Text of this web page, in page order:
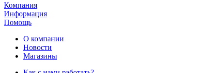
Компания
Информация
Помощь
О компании
Новости
Магазины